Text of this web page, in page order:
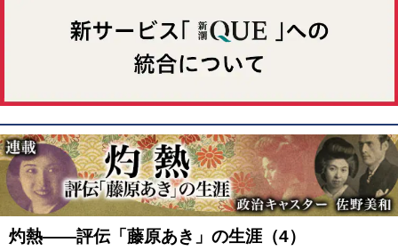
灼熱――評伝「藤原あき」の生涯（4）